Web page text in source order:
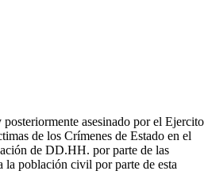
asesinado por el Ejercito
de los Crímenes de Estado en el
de DD.HH. por parte de las
la población civil por parte de esta